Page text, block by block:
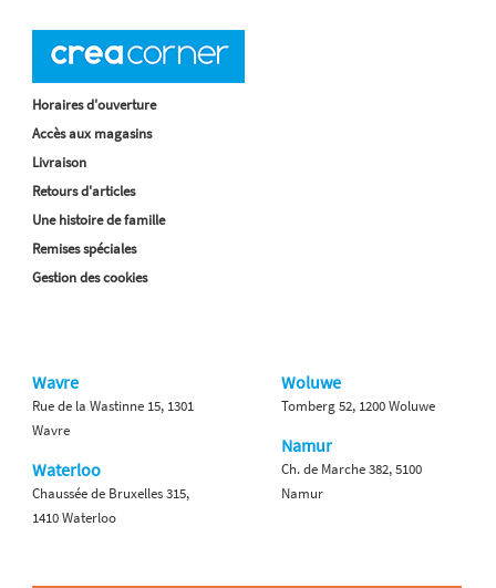
Horaires d'ouverture
Accès aux magasins
Livraison
Retours d'articles
Une histoire de famille
Remises spéciales
Gestion des cookies
Wavre
Rue de la Wastinne 15, 1301
Wavre
Waterloo
Chaussée de Bruxelles 315,
1410 Waterloo
Woluwe
Tomberg 52, 1200 Woluwe
Namur
Ch. de Marche 382, 5100
Namur